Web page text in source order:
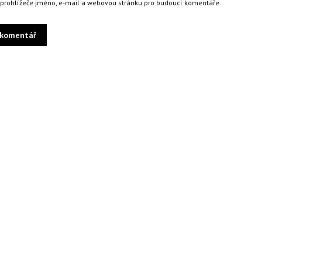
jméno, e-mail a webovou stránku pro budoucí komentáře.